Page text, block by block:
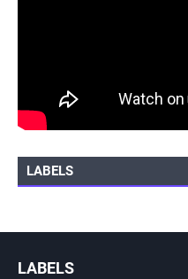
LABELS
LABELS